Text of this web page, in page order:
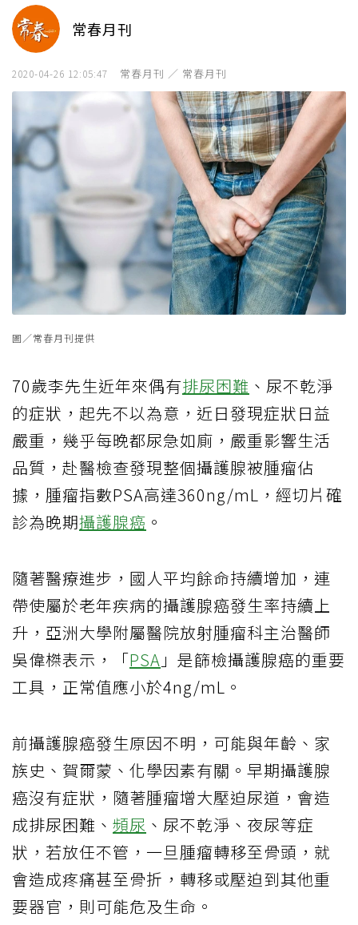
常春月刊
2020-04-26 12:05:47 常春月刊 ／ 常春月刊
圖／常春月刊提供
70歲李先生近年來偶有排尿困難 、尿不乾淨
的症狀，起先不以為意，近日發現症狀日益
嚴重，幾乎每晚都尿急如廁，嚴重影響生活
品質，赴醫檢查發現整個攝護腺被腫瘤佔
據，腫瘤指數PSA高達360ng/mL ，經切片確
診為晚期攝護腺癌 。
隨著醫療進步，國人平均餘命持續增加，連
帶使屬於老年疾病的攝護腺癌發生率持續上
升，亞洲大學附屬醫院放射腫瘤科主治醫師
吳偉榤表示，「PSA 」是篩檢攝護腺癌的重要
工具，正常值應小於4ng/mL 。
前攝護腺癌發生原因不明，可能與年齡、家
族史、賀爾蒙、化學因素有關。早期攝護腺
癌沒有症狀，隨著腫瘤增大壓迫尿道，會造
成排尿困難、 頻尿 、尿不乾淨、夜尿等症
狀，若放任不管，一旦腫瘤轉移至骨頭，就
會造成疼痛甚至骨折，轉移或壓迫到其他重
要器官，則可能危及生命。